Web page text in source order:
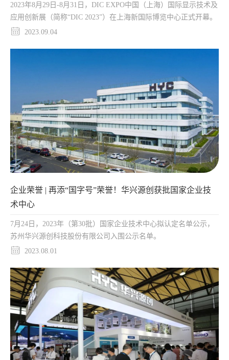
2023年8月29日-8月31日，DIC EXPO中国（上海）国际显示技术及
应用创新展（简称“DIC 2023”）在上海新国际博览中心正式开幕。
2023.09.04
企业荣誉 | 再添“国字号”荣誉！华兴源创获批国家企业技
术中心
7月24日，2023年（第30批）国家企业技术中心拟认定名单公示，
苏州华兴源创科技股份有限公司入围公示名单。
2023.08.01